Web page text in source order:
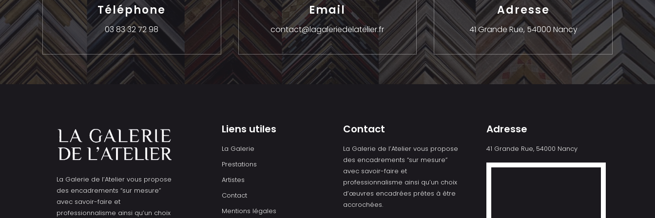
Téléphone
03 83 32 72 98
Email
contact@lagaleriedelatelier.fr
Adresse
41 Grande Rue, 54000 Nancy
La Galerie de l’Atelier vous propose
des encadrements “sur mesure”
avec savoir-faire et
professionnalisme ainsi qu’un choix
Liens utiles
La Galerie
Prestations
Artistes
Contact
Mentions légales
Contact
La Galerie de l’Atelier vous propose
des encadrements “sur mesure”
avec savoir-faire et
professionnalisme ainsi qu’un choix
d’œuvres encadrées prêtes à être
accrochées.
Adresse
41 Grande Rue, 54000 Nancy